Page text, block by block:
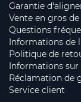
Garantie
Vente en gros
Questions
Informations de
Politique de
Informations sur
Réclamation de
Service client